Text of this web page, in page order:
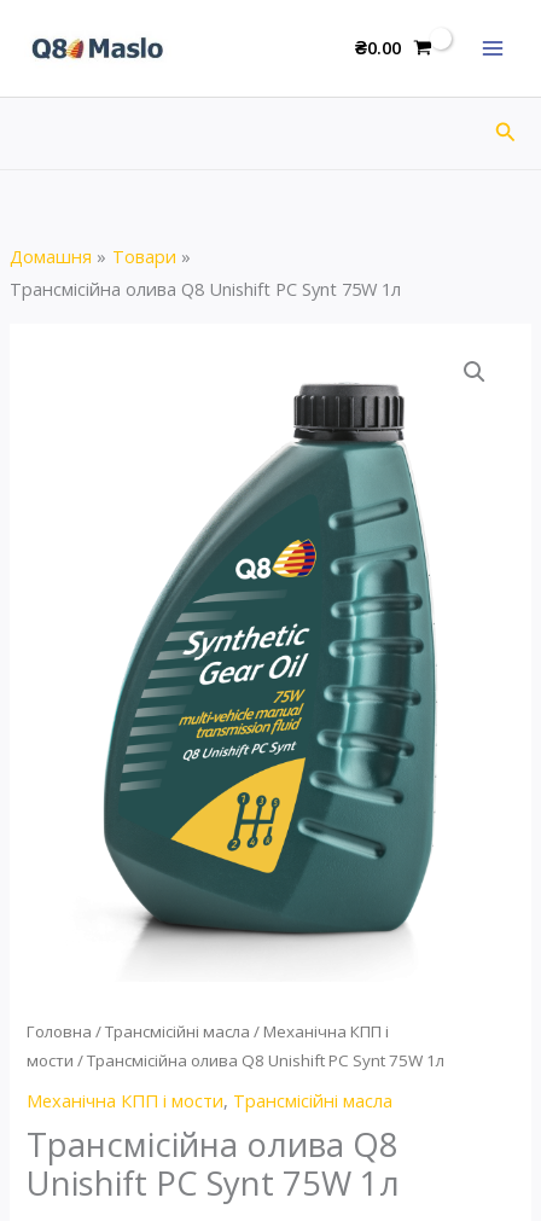
₴0.00
Домашня
Товари
Трансмісійна олива Q8 Unishift PC Synt 75W 1л
Головна /Трансмісійні масла / Механічна КПП і
мости / Трансмісійна олива Q8 Unishift PC Synt 75W 1л
Механічна КПП і мости, Трансмісійні масла
Трансмісійна олива Q8
Unishift PC Synt 75W 1л
Unishift